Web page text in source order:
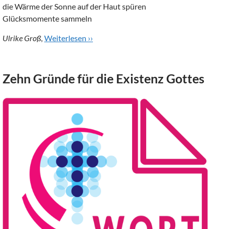
die Wärme der Sonne auf der Haut spüren
Glücksmomente sammeln
Ulrike Groß, Weiterlesen ››
Zehn Gründe für die Existenz Gottes